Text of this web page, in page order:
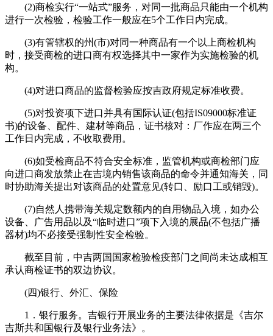
(2)商检实行“一站式”服务，对同一批商品只能由一个机构
进行一次检验，检验工作一般应在5个工作日内完成。
(3)有管辖权的州(市)对同一种商品有一个以上商检机构
时，接受商检的进口商有权选择其中一家作为实施检验的机
构。
(4)对进口商品的监督检验应按吉政府规定标准收费。
(5)对投资项下进口并具有国际认证(包括IS09000标准证
书)的设备、配件、建材等商品，证书核对：厂作应在两三个
工作日内完成，不收取费用。
(6)如受检商品不符合安全标准，监管机构或商检部门应
向进口商发放禁止在吉境内销售该商品的命令并通知海关，同
时协助海关提出对该商品的处置意见(转口、励口工或销毁)。
(7)自然人携带海关规定数额内的自用物品入境，如办公
设备、广告用品以及“临时进口”项下入境的展品(不包括广播
器材)均不必接受强制性安全检验。
截至目前，中吉两国国家检验检疫部门之间尚未达成相互
承认商检证书的双边协议。
(四)银行、外汇、保险
1．银行服务。吉银行开展业务的主要法律依据是《吉尔
吉斯共和国银行及银行业务法》。